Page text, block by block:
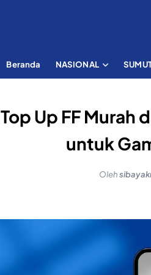
Beranda NASIONAL
Top Up FF Murah
untuk
Oleh